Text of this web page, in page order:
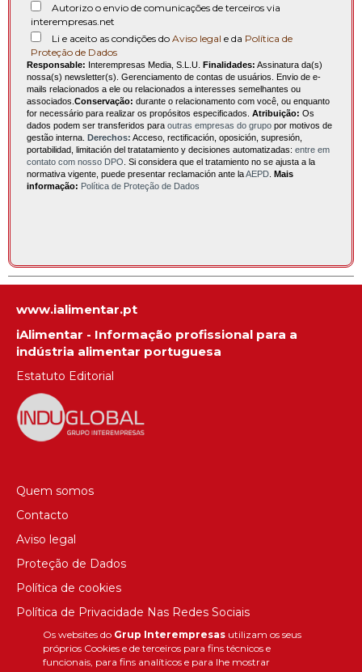
Os websites do Grup Interempresasutilizam os seus
próprios Cookies e de terceiros para fins técnicos e
funcionais, para fins analíticos e para lhe mostrar
Autorizo o envio de comunicações de terceiros via
interempresas.net
Li e aceito as condições do Aviso legal e da Política de
Proteção de Dados
Responsable: Interempresas Media, S.L.U. Finalidades: Assinatura da(s)
nossa(s) newsletter(s). Gerenciamento de contas de usuários. Envio de e-
mails relacionados a ele ou relacionados a interesses semelhantes ou
associados. Conservação: durante o relacionamento com você, ou enquanto
for necessário para realizar os propósitos especificados. Atribuição: Os
dados podem ser transferidos para outras empresas do grupo por motivos de
gestão interna. Derechos: Acceso, rectificación, oposición, supresión,
portabilidad, limitación del tratatamiento y decisiones automatizadas: entre em
contato com nosso DPO . Si considera que el tratamiento no se ajusta a la
normativa vigente, puede presentar reclamación ante laAEPD Mais
informação: Política de Proteção de Dados
www.ialimentar.pt
iAlimentar - Informação profissional para a
indústria alimentar portuguesa
Estatuto Editorial
Quem somos
Contacto
Aviso legal
Proteção de Dados
Política de cookies
Política de Privacidade Nas Redes Sociais
Canal de denúncias
Colaborações editoriais